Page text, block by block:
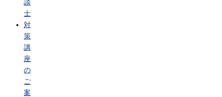
談
士
対
策
講
座
の
ご
案